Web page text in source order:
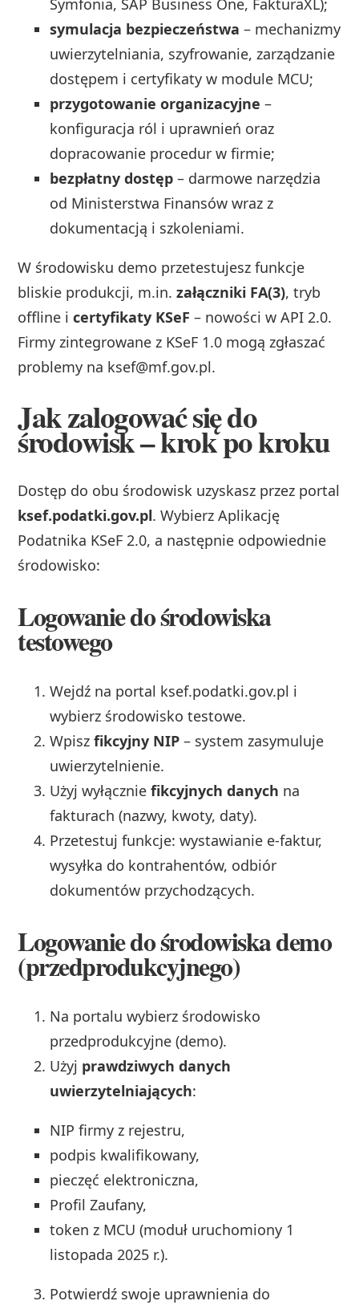
Symfonia, SAP Business One, FakturaXL);
symulacja bezpieczeństwa – mechanizmy
uwierzytelniania, szyfrowanie, zarządzanie
dostępem i certyfikaty w module MCU;
przygotowanie organizacyjne –
konfiguracja ról i uprawnień oraz
dopracowanie procedur w firmie;
bezpłatny dostęp – darmowe narzędzia
od Ministerstwa Finansów wraz z
dokumentacją i szkoleniami.
W środowisku demo przetestujesz funkcje
bliskie produkcji, m.in.załączniki FA(3), tryb
offline icertyfikaty KSeF – nowości w API 2.0.
Firmy zintegrowane z KSeF 1.0 mogą zgłaszać
problemy na ksef@mf.gov.pl.
Jak zalogować się do
środowisk – krok po kroku
Dostęp do obu środowisk uzyskasz przez portal
ksef.podatki.gov.pl. Wybierz Aplikację
Podatnika KSeF 2.0, a następnie odpowiednie
środowisko:
Logowanie do środowiska
testowego
Wejdź na portal ksef.podatki.gov.pl i
wybierz środowisko testowe.
Wpiszfikcyjny NIP – system zasymuluje
uwierzytelnienie.
Użyj wyłączniefikcyjnych danych na
fakturach (nazwy, kwoty, daty).
Przetestuj funkcje: wystawianie e-faktur,
wysyłka do kontrahentów, odbiór
dokumentów przychodzących.
Logowanie do środowiska demo
(przedprodukcyjnego)
Na portalu wybierz środowisko
przedprodukcyjne (demo).
Użyj prawdziwych danych
uwierzytelniających:
NIP firmy z rejestru,
podpis kwalifikowany,
pieczęć elektroniczna,
Profil Zaufany,
token z MCU (moduł uruchomiony 1
listopada 2025 r.).
Potwierdź swoje uprawnienia do